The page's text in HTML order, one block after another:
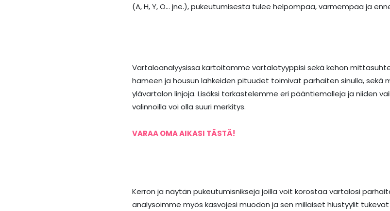
(A, H, Y, O… jne.), pukeutumisesta tulee helpompaa, varmempaa ja
Vartaloanalyysissa kartoitamme vartalotyyppisi sekä kehon
hameen ja housun lahkeiden pituudet toimivat parhaiten sinulla,
ylävartalon linjoja. Lisäksi tarkastelemme eri pääntiemalleja ja niiden
valinnoilla voi olla suuri merkitys.
VARAA OMA AIKASI TÄSTÄ!
Kerron ja näytän pukeutumisniksejä joilla voit korostaa vartalosi
analysoimme myös kasvojesi muodon ja sen millaiset hiustyylit